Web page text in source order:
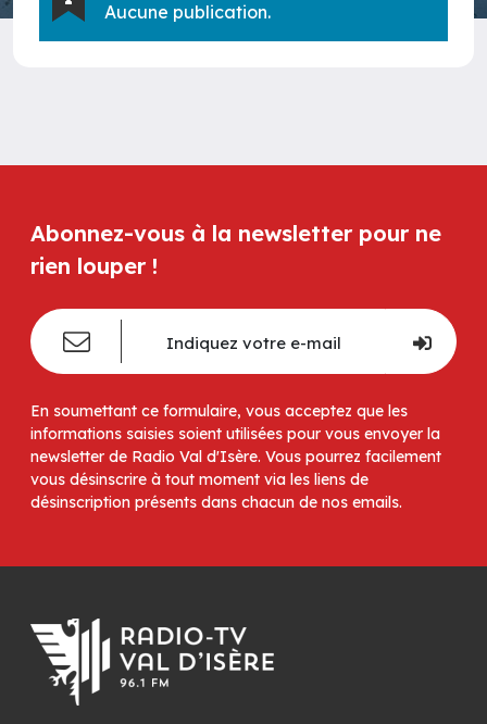
Aucune publication.
Abonnez-vous à la newsletter pour ne
rien louper !
En soumettant ce formulaire, vous acceptez que les
informations saisies soient utilisées pour vous envoyer la
newsletter de Radio Val d'Isère. Vous pourrez facilement
vous désinscrire à tout moment via les liens de
désinscription présents dans chacun de nos emails.